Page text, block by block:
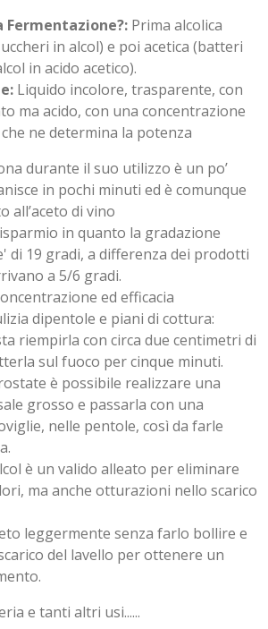
Fermentazione?: Prima alcolica
in alcol) e poi acetica (batteri
in acido acetico).
Liquido incolore, trasparente, con
ma acido, con una concentrazione
ne determina la potenza
durante il suo utilizzo è un po’
in pochi minuti ed è comunque
all’aceto di vino
in quanto la gradazione
di 19 gradi, a differenza dei prodotti
a 5/6 gradi.
ed efficacia
dipentole e piani di cottura:
riempirla con circa due centimetri di
sul fuoco per cinque minuti.
è possibile realizzare una
grosso e passarla con una
nelle pentole, così da farle
è un valido alleato per eliminare
ma anche otturazioni nello scarico
leggermente senza farlo bollire e
del lavello per ottenere un
e tanti altri usi......